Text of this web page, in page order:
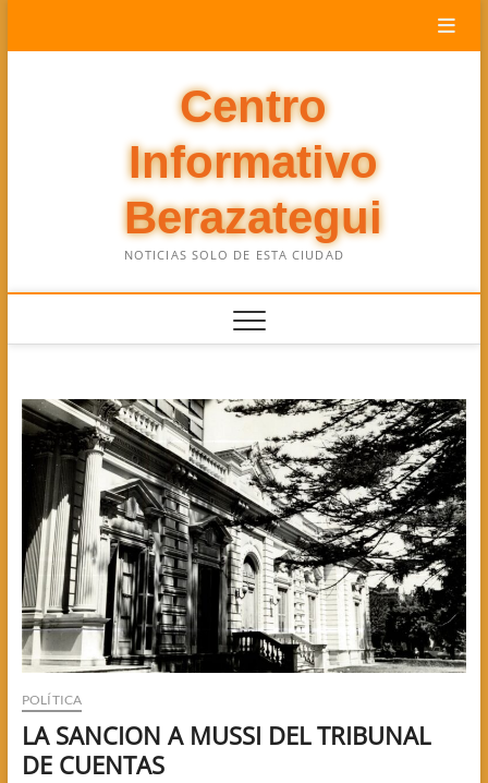
Centro
Informativo
Berazategui
NOTICIAS SOLO DE ESTA CIUDAD
POLÍTICA
LA SANCION A MUSSI DEL TRIBUNAL
DE CUENTAS